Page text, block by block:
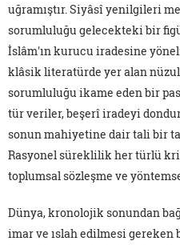
uğramıştır. Siyâsî yenilgileri
sorumluluğu gelecekteki bir
İslâm'ın kurucu iradesine
klâsik literatürde yer alan
sorumluluğu ikame eden bir
tür veriler, beşerî iradeyi
sonun mahiyetine dair tali bir
Rasyonel süreklilik her türlü
toplumsal sözleşme ve
Dünya, kronolojik sonundan
imar ve ıslah edilmesi gereken